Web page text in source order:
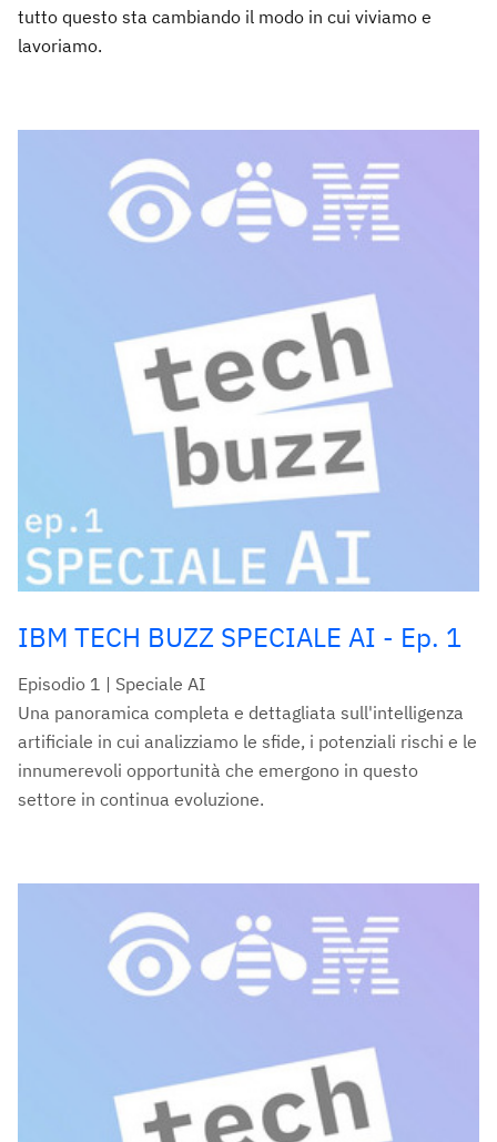
tutto questo sta cambiando il modo in cui viviamo e
lavoriamo.
IBM TECH BUZZ SPECIALE AI - Ep. 1
Episodio 1 | Speciale AI
Una panoramica completa e dettagliata sull'intelligenza
artificiale in cui analizziamo le sfide, i potenziali rischi e le
innumerevoli opportunità che emergono in questo
settore in continua evoluzione.